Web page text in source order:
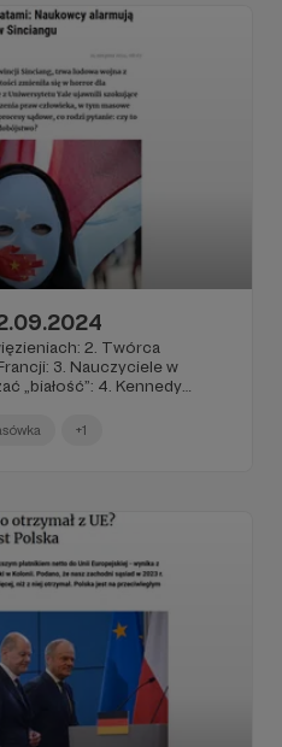
2. Twórca
3. Nauczyciele w
„białość”: 4. Kennedy
ale...: 7. Węgierskie
+1